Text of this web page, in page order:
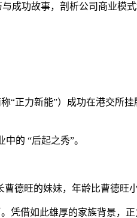
成功故事，剖析公司商业模
“正力新能”）成功在港交所
的 “后起之秀”。
德旺的妹妹，年龄比曹德旺小
凭借如此雄厚的家族背景